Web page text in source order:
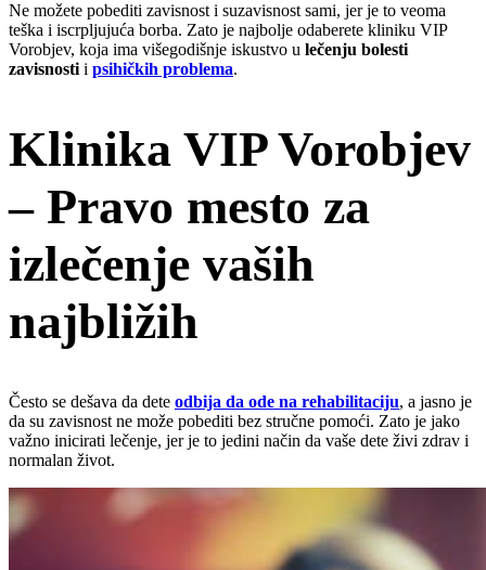
Ne možete pobediti zavisnost i suzavisnost sami, jer je to veoma
teška i iscrpljujuća borba. Zato je najbolje odaberete kliniku VIP
Vorobjev, koja ima višegodišnje iskustvo u lečenju bolesti
zavisnosti i psihičkih problema.
Klinika VIP Vorobjev
– Pravo mesto za
izlečenje vaših
najbližih
Često se dešava da dete odbija da ode na rehabilitaciju, a jasno je
da su zavisnost ne može pobediti bez stručne pomoći. Zato je jako
važno inicirati lečenje, jer je to jedini način da vaše dete živi zdrav i
normalan život.